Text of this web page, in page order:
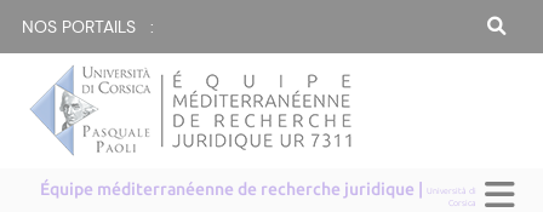
NOS PORTAILS :
Équipe méditerranéenne de recherche juridique |Università di
Corsica